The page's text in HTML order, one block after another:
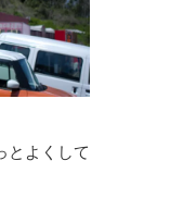
とよくして